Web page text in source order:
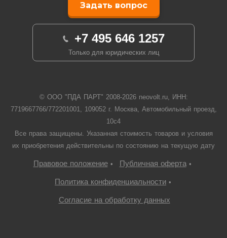
Задать вопрос
+7 495 646 1257
Только для юридических лиц
© ООО "ПДА ПАРТ" 2008-2026neovolt.ru, ИНН:
7719667766/772201001, 109052 г. Москва, Автомобильный проезд,
10с4
Все права защищены. Указанная стоимость товаров и условия
их приобретения действительны по состоянию на текущую дату
Правовое положение• Публичная оферта•
Политика конфиденциальности •
Согласие на обработку данных